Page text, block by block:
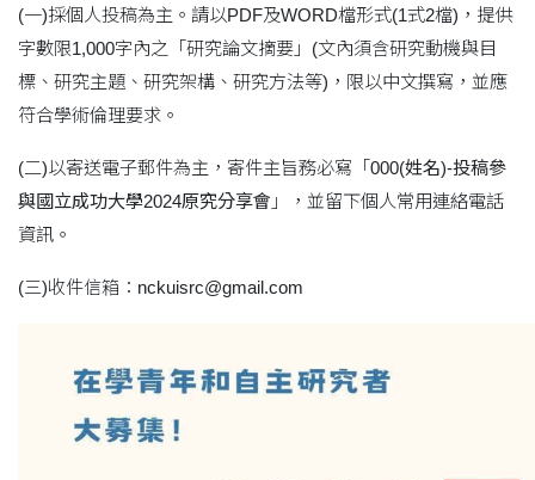
(一)採個人投稿為主。請以PDF及WORD檔形式(1式2檔)，提供
字數限1,000字內之「研究論文摘要」(文內須含研究動機與目
標、研究主題、研究架構、研究方法等)，限以中文撰寫，並應
符合學術倫理要求。
(二)以寄送電子郵件為主，寄件主旨務必寫「 000(姓名)-投稿參
與國立成功大學2024原究分享會 」，並留下個人常用連絡電話
資訊。
(三)收件信箱：nckuisrc@gmail.com